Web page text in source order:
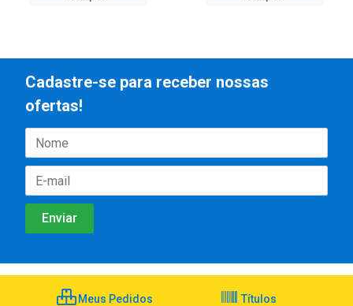
Cadastre-se para receber nossas
ofertas!
Meus Pedidos Títulos